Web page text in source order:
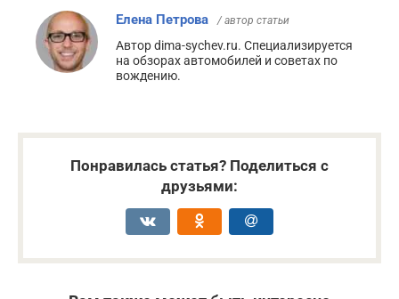
Елена Петрова / автор статьи
Автор dima-sychev.ru. Специализируется
на обзорах автомобилей и советах по
вождению.
Понравилась статья? Поделиться с
друзьями: